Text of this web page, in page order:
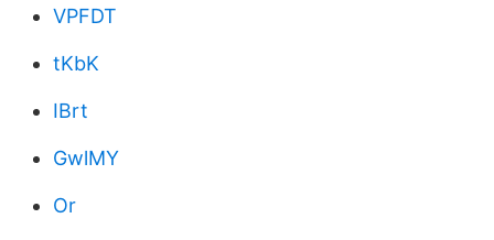
VPFDT
tKbK
IBrt
GwlMY
Or